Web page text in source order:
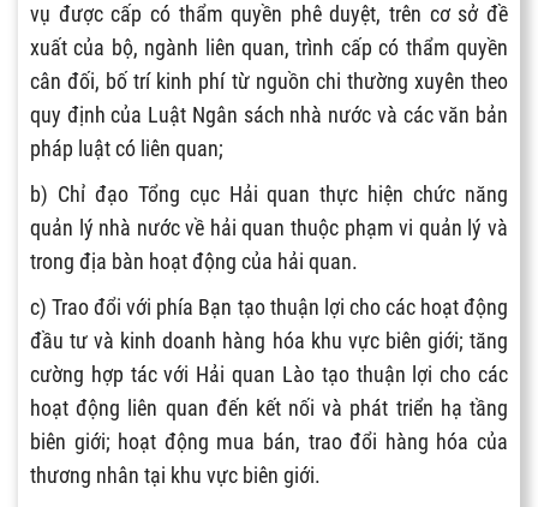
vụ được cấp có thẩm quyền phê duyệt, trên cơ sở đề
xuất của bộ, ngành liên quan, trình cấp có thẩm quyền
cân đối, bố trí kinh phí từ nguồn chi thường xuyên theo
quy định của Luật Ngân sách nhà nước và các văn bản
pháp luật có liên quan;
b) Chỉ đạo Tổng cục Hải quan thực hiện chức năng
quản lý nhà nước về hải quan thuộc phạm vi quản lý và
trong địa bàn hoạt động của hải quan.
c) Trao đổi với phía Bạn tạo thuận lợi cho các hoạt động
đầu tư và kinh doanh hàng hóa khu vực biên giới; tăng
cường hợp tác với Hải quan Lào tạo thuận lợi cho các
hoạt động liên quan đến kết nối và phát triển hạ tầng
biên giới; hoạt động mua bán, trao đổi hàng hóa của
thương nhân tại khu vực biên giới.